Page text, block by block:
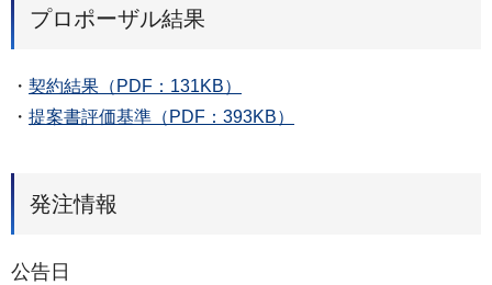
プロポーザル結果
・ 契約結果（PDF：131KB）
・ 提案書評価基準（PDF：393KB）
発注情報
公告日